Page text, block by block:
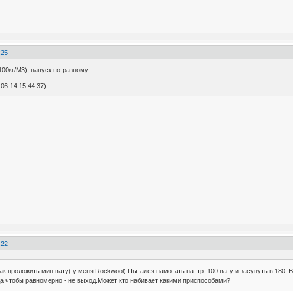
M3), напуск по-разному
14 15:44:37)
проложить мин.вату( у меня Rockwool) Пытался намотать на тр. 100 вату и засунуть в 180.
чтобы равномерно - не выход.Может кто набивает какими приспособами?